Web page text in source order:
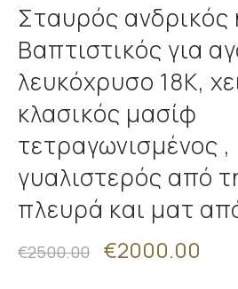
Σταυρός ανδρικός
Βαπτιστικός για
λευκόχρυσο 18K,
κλασικός μασίφ
τετραγωνισμένος ,
γυαλιστερός από
πλευρά και ματ
€2500.00 €2000.00